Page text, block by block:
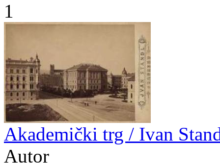
1
Akademički trg / Ivan
Autor